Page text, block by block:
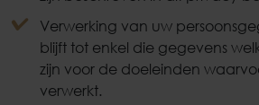
Verwerking van uw
blijft tot enkel die gegevens
zijn voor de doeleinden
verwerkt.